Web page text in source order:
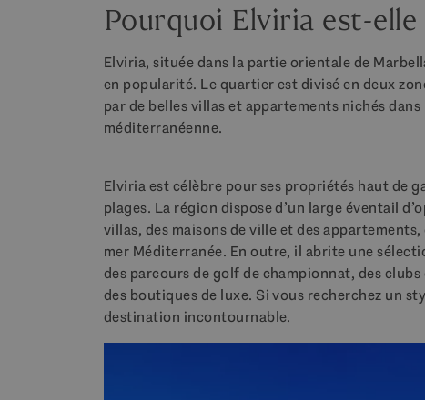
Pourquoi Elviria est-
Elviria, située dans la partie orientale de
en popularité. Le quartier est divisé en deux
par de belles villas et appartements nichés
méditerranéenne.
Elviria est célèbre pour ses propriétés haut de
plages. La région dispose d’un large éventail
villas, des maisons de ville et des
mer Méditerranée. En outre, il abrite une
des parcours de golf de championnat, des
des boutiques de luxe. Si vous recherchez un
destination incontournable.